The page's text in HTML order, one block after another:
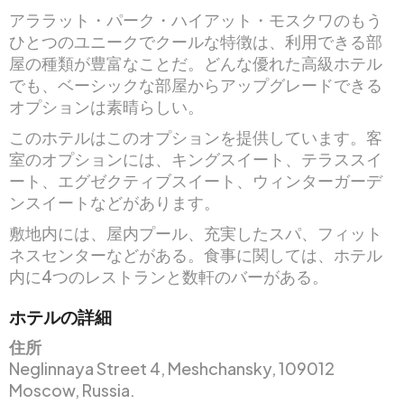
アララット・パーク・ハイアット・モスクワのもう
ひとつのユニークでクールな特徴は、利用できる部
屋の種類が豊富なことだ。どんな優れた高級ホテル
でも、ベーシックな部屋からアップグレードできる
オプションは素晴らしい。
このホテルはこのオプションを提供しています。客
室のオプションには、キングスイート、テラススイ
ート、エグゼクティブスイート、ウィンターガーデ
ンスイートなどがあります。
敷地内には、屋内プール、充実したスパ、フィット
ネスセンターなどがある。食事に関しては、ホテル
内に4つのレストランと数軒のバーがある。
ホテルの詳細
住所
Neglinnaya Street 4, Meshchansky, 109012
Moscow, Russia.